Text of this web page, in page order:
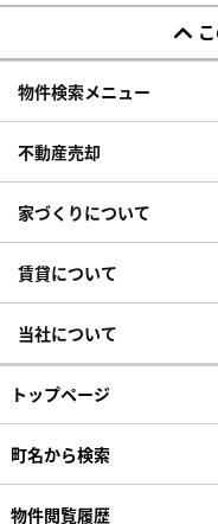
物件検索メニュー
不動産売却
家づくりについて
賃貸について
当社について
トップページ
町名から検索
物件閲覧履歴